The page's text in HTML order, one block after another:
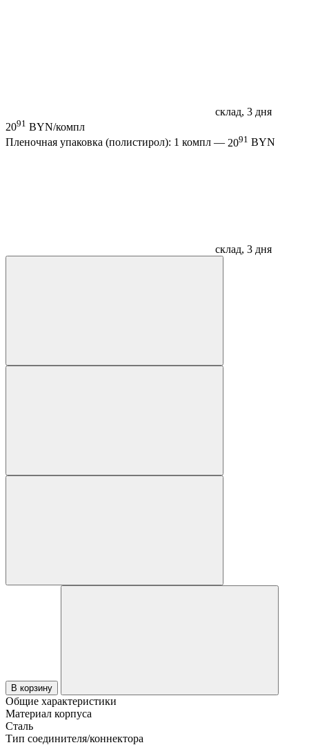
склад, 3 дня
2091 BYN/компл
Пленочная упаковка (полистирол): 1 компл — 2091 BYN
склад, 3 дня
В корзину
Общие характеристики
Материал корпуса
Сталь
Тип соединителя/коннектора